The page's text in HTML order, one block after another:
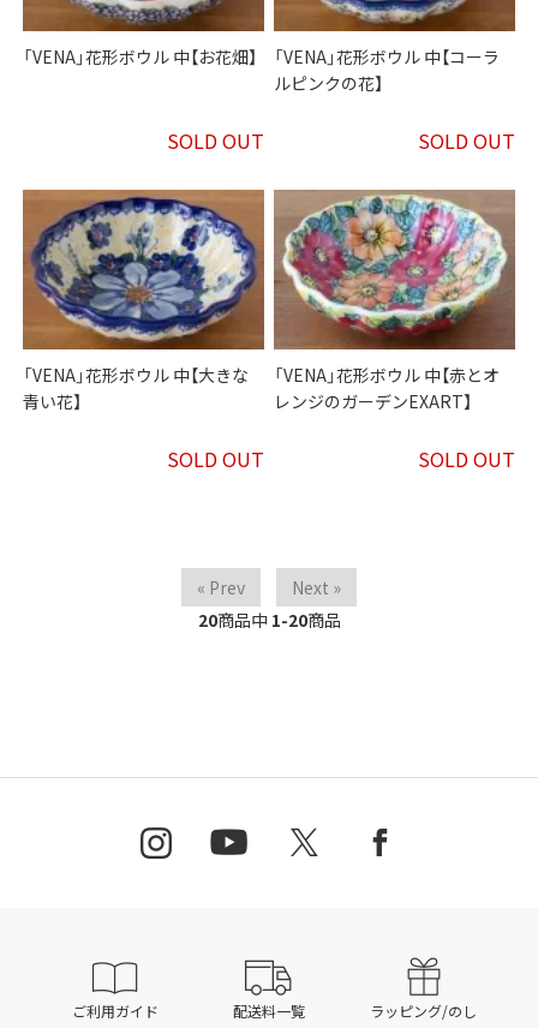
「VENA」花形ボウル 中【お花畑】
SOLD OUT
「VENA」花形ボウル 中【コーラ
ルピンクの花】
SOLD OUT
「VENA」花形ボウル 中【大きな
青い花】
SOLD OUT
「VENA」花形ボウル 中【赤とオ
レンジのガーデンEXART】
SOLD OUT
« Prev
Next »
20商品中 1-20商品
ご利用ガイド 配送料一覧 ラッピング/のし